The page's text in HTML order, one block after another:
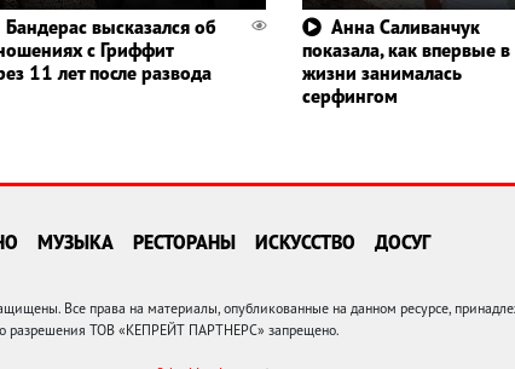
Бандерас высказался об
с Гриффит
11 лет после развода
Анна Саливанчук
показала, как впервые в
жизни занималась
серфингом
МУЗЫКА РЕСТОРАНЫ ИСКУССТВО ДОСУГ
Все права на материалы, опубликованные на данном ресурсе,
разрешения ТОВ «КЕПРЕЙТ ПАРТНЕРС» запрещено.